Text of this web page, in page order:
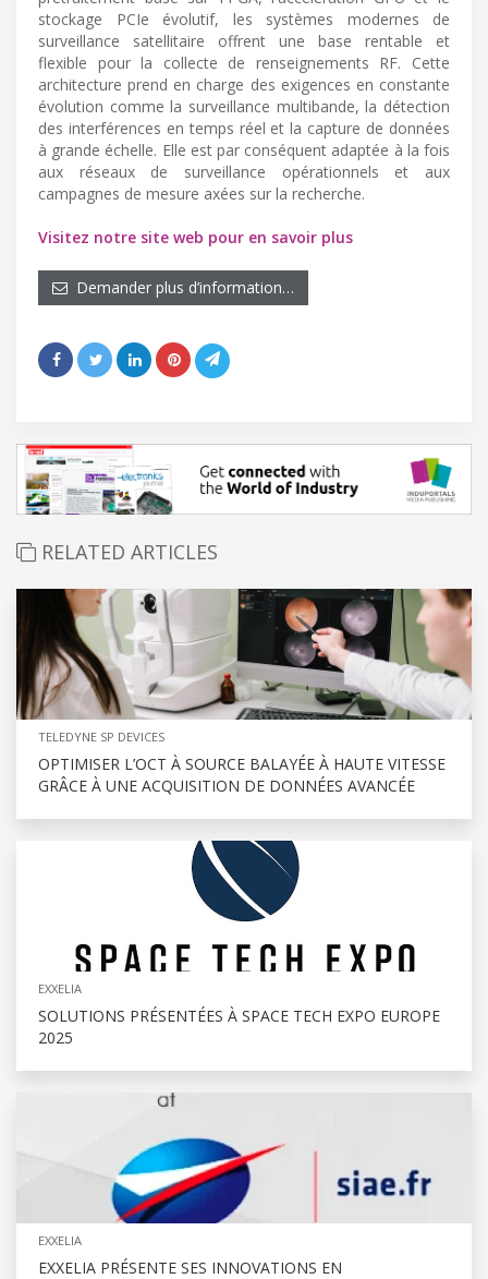
stockage PCIe évolutif, les systèmes modernes de
surveillance satellitaire offrent une base rentable et
flexible pour la collecte de renseignements RF. Cette
architecture prend en charge des exigences en constante
évolution comme la surveillance multibande, la détection
des interférences en temps réel et la capture de données
à grande échelle. Elle est par conséquent adaptée à la fois
aux réseaux de surveillance opérationnels et aux
campagnes de mesure axées sur la recherche.
Visitez notre site web pour en savoir plus
Demander plus d’information…
RELATED ARTICLES
TELEDYNE SP DEVICES
OPTIMISER L’OCT À SOURCE BALAYÉE À HAUTE VITESSE
GRÂCE À UNE ACQUISITION DE DONNÉES AVANCÉE
EXXELIA
SOLUTIONS PRÉSENTÉES À SPACE TECH EXPO EUROPE
2025
EXXELIA
EXXELIA PRÉSENTE SES INNOVATIONS EN